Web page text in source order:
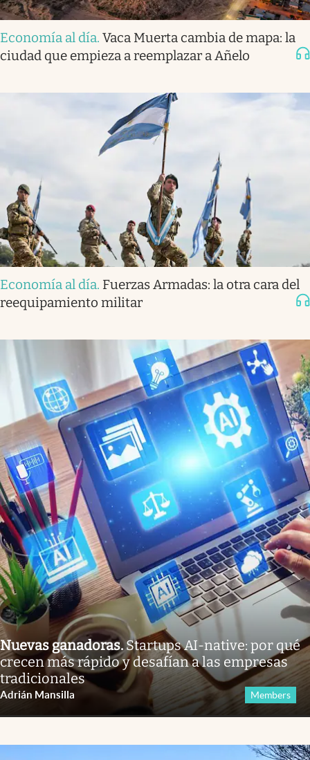
Economía al día. Vaca Muerta cambia de mapa: la
ciudad que empieza a reemplazar a Añelo
Economía al día. Fuerzas Armadas: la otra cara del
reequipamiento militar
Nuevas ganadoras.Startups AI-native: por qué
crecen más rápido y desafían a las empresas
tradicionales
Adrián Mansilla Members